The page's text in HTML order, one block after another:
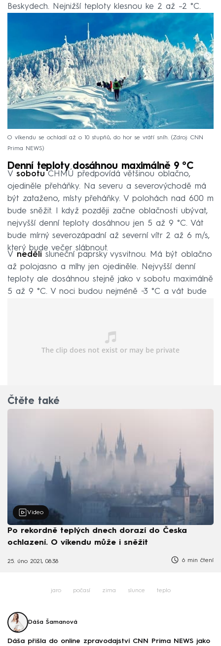
Beskydech. Nejnižší teploty klesnou ke 2 až –2 °C.
O víkendu se ochladí až o 10 stupňů, do hor se vrátí sníh.
Zdroj: CNN
Prima NEWS
Denní teploty dosáhnou maximálně 9 °C
V sobotu ČHMÚ předpovídá většinou oblačno,
ojediněle přeháňky. Na severu a severovýchodě má
být zataženo, místy přeháňky. V polohách nad 600 m
bude sněžit. I když později začne oblačnosti ubývat,
nejvyšší denní teploty dosáhnou jen 5 až 9 °C. Vát
bude mírný severozápadní až severní vítr 2 až 6 m/s,
který bude večer slábnout.
V neděli sluneční paprsky vysvitnou. Má být oblačno
až polojasno a mlhy jen ojediněle. Nejvyšší denní
teploty ale dosáhnou stejně jako v sobotu maximálně
5 až 9 °C. V noci budou nejméně −3 °C a vát bude
Čtěte také
Video
Po rekordně teplých dnech dorazí do Česka
ochlazení. O víkendu může i sněžit
25. úno 2021, 08:38 6 min čtení
jaro počasí zima slunce teplo
Dáša Šamanová
Dáša přišla do online zpravodajství CNN Prima NEWS jako